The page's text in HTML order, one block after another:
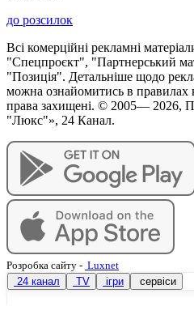
до розсилок
Всі комерційні рекламні
"Спецпроєкт", "Партнерський
"Позиція". Детальніше щодо
можна ознайомитись в правилах
права захищені. © 2005— 2026,
"Люкс"», 24 Канал.
Розробка сайту - Luxnet
24 канал
TV ігри сервіси